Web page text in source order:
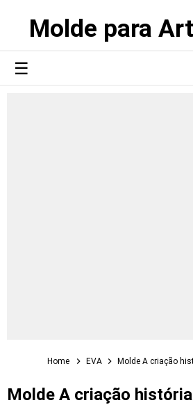
Molde para
Home EVA Molde A criação
Molde A criação